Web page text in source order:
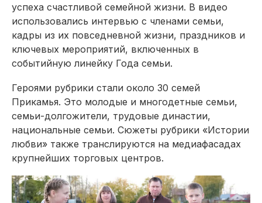
успеха счастливой семейной жизни. В видео
использовались интервью с членами семьи,
кадры из их повседневной жизни, праздников и
ключевых мероприятий, включенных в
событийную линейку Года семьи.
Героями рубрики стали около 30 семей
Прикамья. Это молодые и многодетные семьи,
семьи-долгожители, трудовые династии,
национальные семьи. Сюжеты рубрики «Истории
любви» также транслируются на медиафасадах
крупнейших торговых центров.